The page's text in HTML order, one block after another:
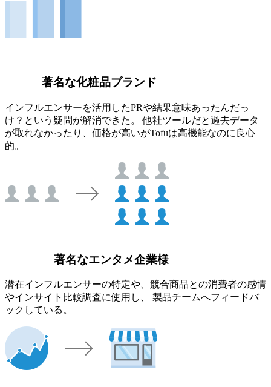
著名な化粧品ブランド
インフルエンサーを活用したPRや結果意味あったんだっ
け？という疑問が解消できた。 他社ツールだと過去データ
が取れなかったり、価格が高いがTofuは高機能なのに良心
的。
著名なエンタメ企業様
潜在インフルエンサーの特定や、競合商品との消費者の感情
やインサイト比較調査に使用し、 製品チームへフィードバ
ックしている。